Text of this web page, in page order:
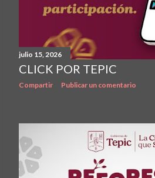
julio 15, 2026
CLICK POR TEPIC
Compartir Publicar un comentario